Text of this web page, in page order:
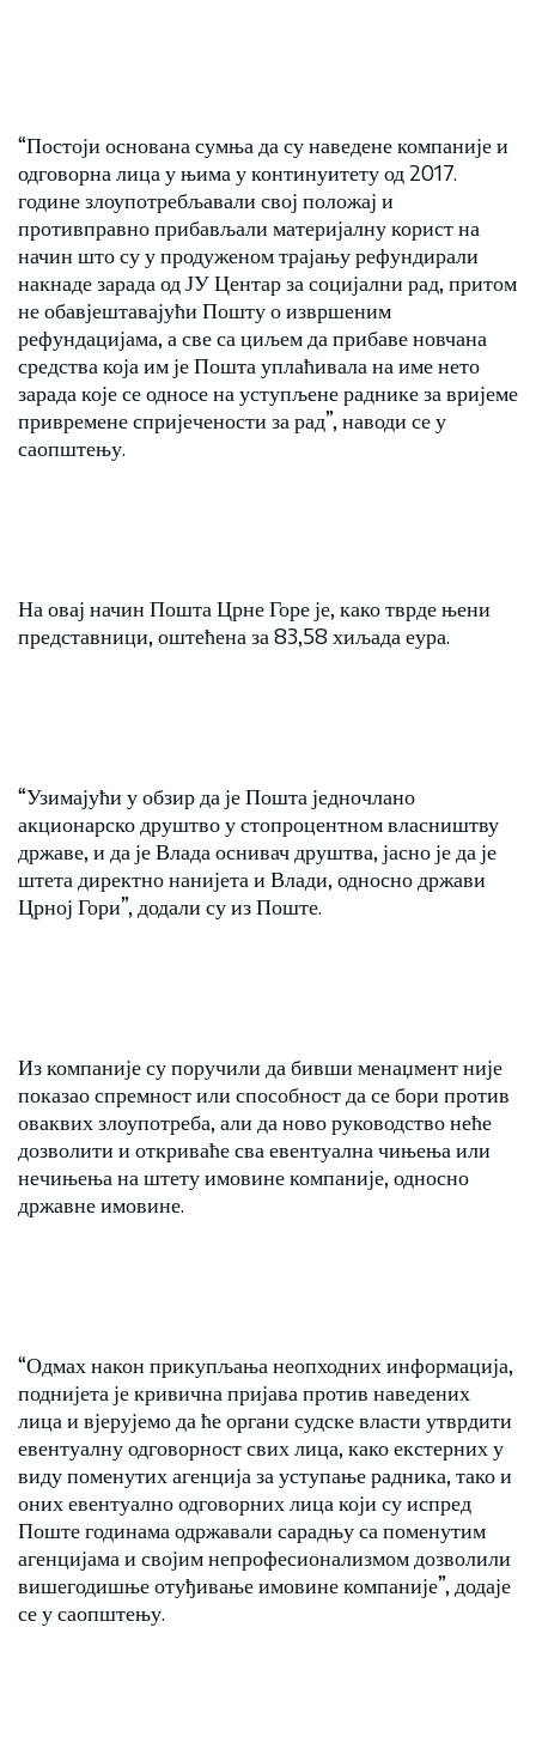
“Постоји основана сумња да су наведене компаније и
одговорна лица у њима у континуитету од 2017.
године злоупотребљавали свој положај и
противправно прибављали материјалну корист на
начин што су у продуженом трајању рефундирали
накнаде зарада од ЈУ Центар за социјални рад, притом
не обавјештавајући Пошту о извршеним
рефундацијама, а све са циљем да прибаве новчана
средства која им је Пошта уплаћивала на име нето
зарада које се односе на уступљене раднике за вријеме
привремене спријечености за рад”, наводи се у
саопштењу.
На овај начин Пошта Црне Горе је, како тврде њени
представници, оштећена за 83,58 хиљада еура.
“Узимајући у обзир да је Пошта једночлано
акционарско друштво у стопроцентном власништву
државе, и да је Влада оснивач друштва, јасно је да је
штета директно нанијета и Влади, односно држави
Црној Гори”, додали су из Поште.
Из компаније су поручили да бивши менаџмент није
показао спремност или способност да се бори против
оваквих злоупотреба, али да ново руководство неће
дозволити и откриваће сва евентуална чињења или
нечињења на штету имовине компаније, односно
државне имовине.
“Одмах након прикупљања неопходних информација,
поднијета је кривична пријава против наведених
лица и вјерујемо да ће органи судске власти утврдити
евентуалну одговорност свих лица, како екстерних у
виду поменутих агенција за уступање радника, тако и
оних евентуално одговорних лица који су испред
Поште годинама одржавали сарадњу са поменутим
агенцијама и својим непрофесионализмом дозволили
вишегодишње отуђивање имовине компаније”, додаје
се у саопштењу.